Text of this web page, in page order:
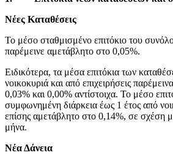
Νέες Καταθέσεις
Το μέσο σταθμισμένο επιτόκιο του
παρέμεινε αμετάβλητο στο 0,05%.
Ειδικότερα, τα μέσα επιτόκια των
νοικοκυριά και από επιχειρήσεις
0,03% και 0,00% αντίστοιχα. Το μέσο
συμφωνημένη διάρκεια έως 1 έτος από
επίσης αμετάβλητο στο 0,14%, σε σχέση
μήνα.
Νέα Δάνεια